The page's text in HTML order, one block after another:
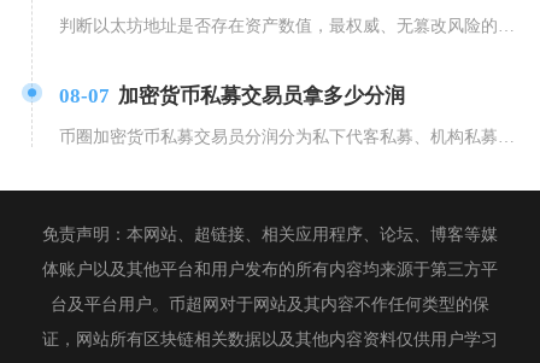
判断以太坊地址是否存在资产数值，最权威、无篡改风险的方式是通过以太坊主网区块浏览器Ethe
08-07 加密货币私募交易员拿多少分润
免责声明：本网站、超链接、相关应用程序、论坛、博客等媒
体账户以及其他平台和用户发布的所有内容均来源于第三方平
台及平台用户。币超网对于网站及其内容不作任何类型的保
证，网站所有区块链相关数据以及其他内容资料仅供用户学习